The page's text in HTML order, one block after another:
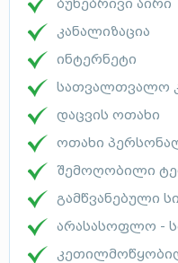
ბუნებრივი აირი
კანალიზაცია
ინტერნეტი
სათვალთვალო
დაცვის ოთახი
ოთახი
შემოღობილი
გამწვანებული
არასასოფლო -